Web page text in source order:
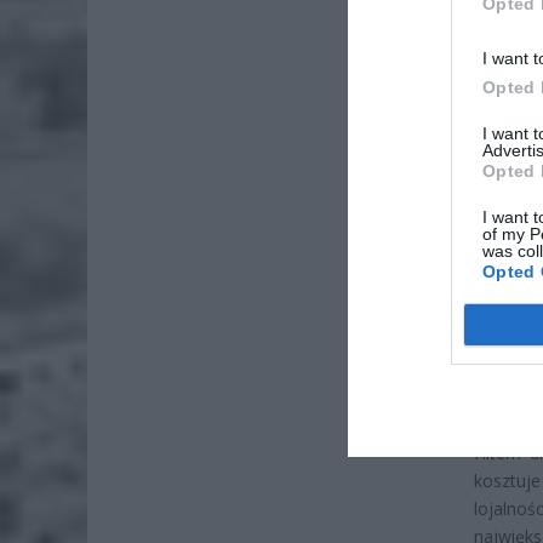
I want
Opted
I want
Opted
I want
of my
was
Opted
7
Nie
Klienci
Mleko
Hitem
kosztuje